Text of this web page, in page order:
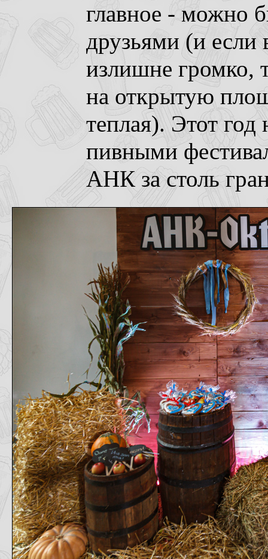
главное - можно
друзьями (и если
излишне громко,
на открытую
теплая). Этот год
пивными
АНК за столь